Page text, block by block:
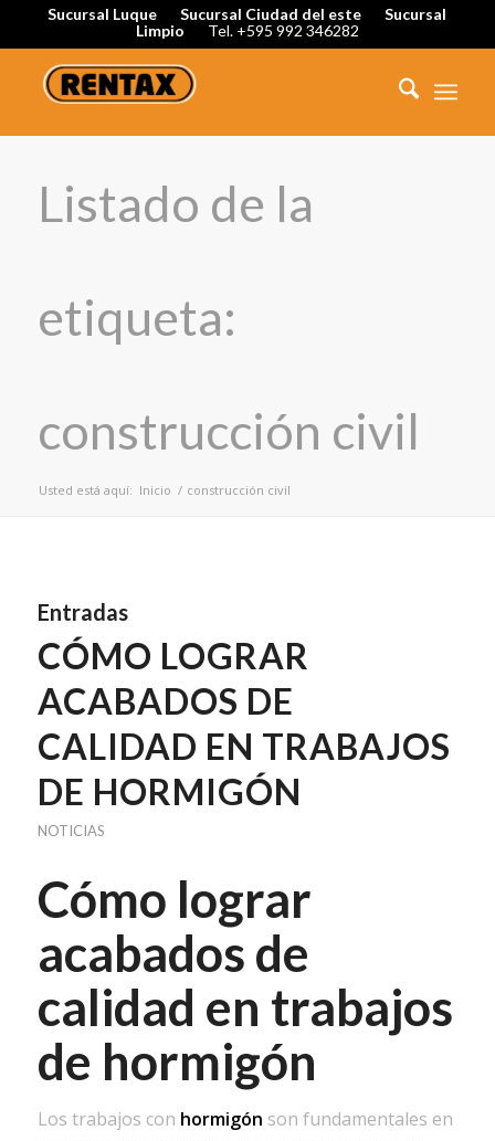
Sucursal Luque Sucursal Ciudad del este
Sucursal
Limpio
Tel. +595 992 346282
Listado de la
etiqueta:
construcción civil
Usted está aquí: Inicio / construcción civil
Entradas
CÓMO LOGRAR
ACABADOS DE
CALIDAD EN TRABAJOS
DE HORMIGÓN
NOTICIAS
Cómo lograr
acabados de
calidad en trabajos
de hormigón
Los trabajos con hormigón son fundamentales en